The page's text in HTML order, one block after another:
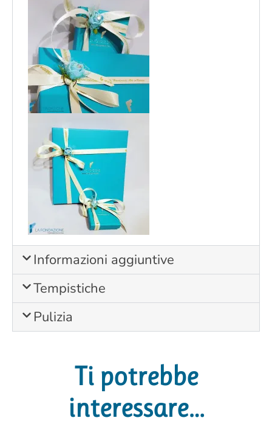
Informazioni aggiuntive
Tempistiche
Pulizia
Ti potrebbe
interessare…